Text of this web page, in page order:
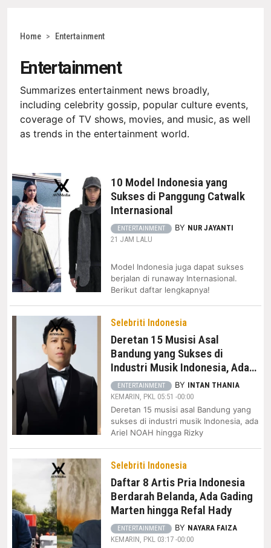
Home > Entertainment
Entertainment
Summarizes entertainment news broadly,
including celebrity gossip, popular culture events,
coverage of TV shows, movies, and music, as well
as trends in the entertainment world.
10 Model Indonesia yang
Sukses di Panggung Catwalk
Internasional
ENTERTAINMENT BY NUR JAYANTI
21 JAM LALU
Model Indonesia juga dapat sukses
berjalan di runaway Internasional.
Berikut daftar lengkapnya!
Selebriti Indonesia
Deretan 15 Musisi Asal
Bandung yang Sukses di
Industri Musik Indonesia, Ada
Ariel NOAH hingga Nadin
Amizah
ENTERTAINMENT BY INTAN THANIA
KEMARIN, PKL 05:51 -00:00
Deretan 15 musisi asal Bandung yang
sukses di industri musik Indonesia, ada
Ariel NOAH hingga Rizky
Selebriti Indonesia
Daftar 8 Artis Pria Indonesia
Berdarah Belanda, Ada Gading
Marten hingga Refal Hady
ENTERTAINMENT BY NAYARA FAIZA
KEMARIN, PKL 03:17 -00:00